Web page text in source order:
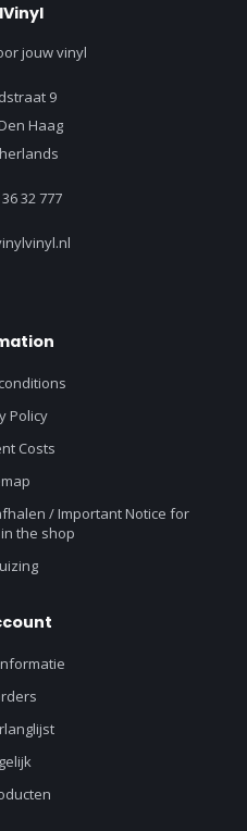
jouw vinyl
9
Haag
32 777
Policy
Costs
/ Important Notice for
the shop